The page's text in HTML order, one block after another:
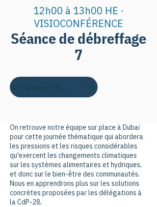
12h00 à 13h00 HE ·
VISIOCONFÉRENCE
Séance de débreffage
7
S'inscrire gratuitement ici
On retrouve notre équipe sur place à Dubaï
pour cette journée thématique qui abordera
les pressions et les risques considérables
qu'exercent les changements climatiques
sur les systèmes alimentaires et hydriques,
et donc sur le bien-être des communautés.
Nous en apprendrons plus sur les solutions
concrètes proposées par les délégations à
la CdP-28.